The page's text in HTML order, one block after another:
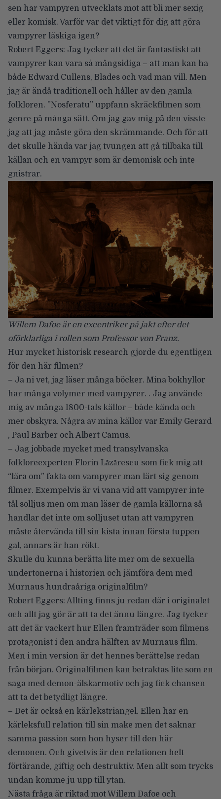
sen har vampyren utvecklats mot att bli mer sexig
eller komisk. Varför var det viktigt för dig att göra
vampyrer läskiga igen?
Robert Eggers: Jag tycker att det är fantastiskt att
vampyrer kan vara så mångsidiga – att man kan ha
både Edward Cullens, Blades och vad man vill. Men
jag är ändå traditionell och håller av den gamla
folkloren. ”Nosferatu” uppfann skräckfilmen som
genre på många sätt. Om jag gav mig på den visste
jag att jag måste göra den skrämmande. Och för att
det skulle hända var jag tvungen att gå tillbaka till
källan och en vampyr som är demonisk och inte
gnistrar.
Willem Dafoe är en excentriker på jakt efter det
oförklarliga i rollen som Professor von Franz.
Hur mycket historisk research gjorde du egentligen
för den här filmen?
– Ja ni vet, jag läser många böcker. Mina bokhyllor
har många volymer med vampyrer. . Jag använde
mig av många 1800-tals källor – både kända och
mer obskyra. Några av mina källor var Emily Gerard
, Paul Barber och Albert Camus.
– Jag jobbade mycket med transylvanska
folkloreexperten Florin Lăzărescu som fick mig att
“lära om” fakta om vampyrer man lärt sig genom
filmer. Exempelvis är vi vana vid att vampyrer inte
tål solljus men om man läser de gamla källorna så
handlar det inte om solljuset utan att vampyren
måste återvända till sin kista innan första tuppen
gal, annars är han rökt.
Skulle du kunna berätta lite mer om de sexuella
undertonerna i historien och jämföra dem med
Murnaus hundraåriga originalfilm?
Robert Eggers: Allting finns ju redan där i originalet
och allt jag gör är att ta det ännu längre. Jag tycker
att det är vackert hur Ellen framträder som filmens
protagonist i den andra hälften av Murnaus film.
Men i min version är det hennes berättelse redan
från början. Originalfilmen kan betraktas lite som en
saga med demon-älskarmotiv och jag fick chansen
att ta det betydligt längre.
– Det är också en kärlekstriangel. Ellen har en
kärleksfull relation till sin make men det saknar
samma passion som hon hyser till den här
demonen. Och givetvis är den relationen helt
förtärande, giftig och destruktiv. Men allt som trycks
undan komme ju upp till ytan.
Nästa fråga är riktad mot Willem Dafoe och